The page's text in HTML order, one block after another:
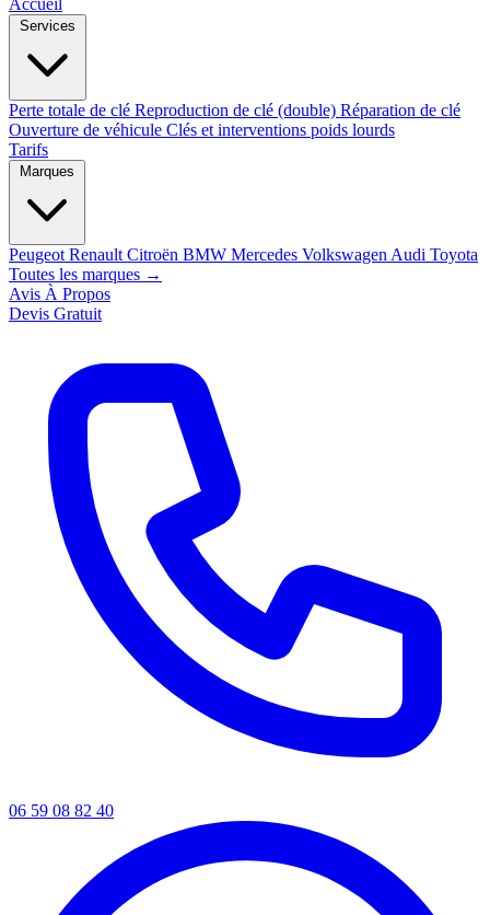
Accueil
Perte totale de clé Reproduction de clé (double) Réparation de clé
Ouverture de véhicule Clés et interventions poids lourds
Tarifs
Peugeot Renault Citroën BMW Mercedes Volkswagen Audi Toyota
Toutes les marques →
Avis À Propos
Devis Gratuit
06 59 08 82 40